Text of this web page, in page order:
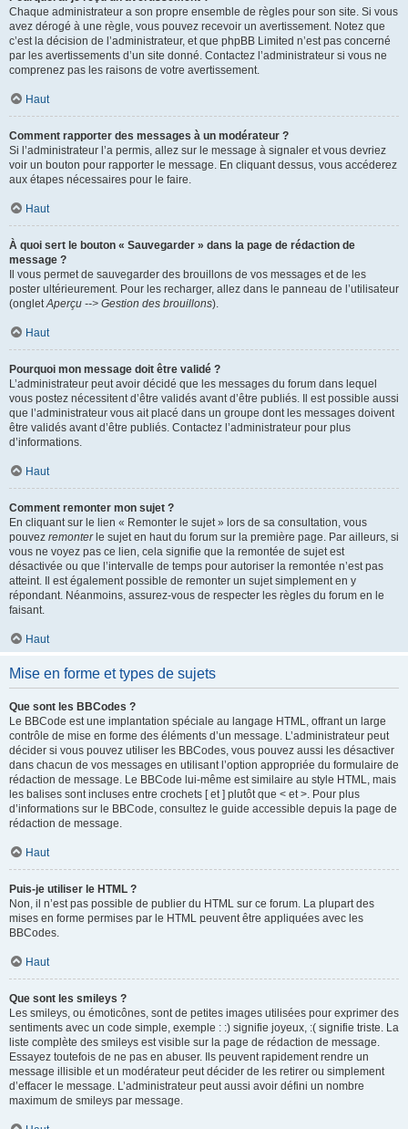
Chaque administrateur a son propre ensemble de règles pour son site. Si vous
avez dérogé à une règle, vous pouvez recevoir un avertissement. Notez que
c’est la décision de l’administrateur, et que phpBB Limited n’est pas concerné
par les avertissements d’un site donné. Contactez l’administrateur si vous ne
comprenez pas les raisons de votre avertissement.
Haut
Comment rapporter des messages à un modérateur ?
Si l’administrateur l’a permis, allez sur le message à signaler et vous devriez
voir un bouton pour rapporter le message. En cliquant dessus, vous accéderez
aux étapes nécessaires pour le faire.
Haut
À quoi sert le bouton « Sauvegarder » dans la page de rédaction de
message ?
Il vous permet de sauvegarder des brouillons de vos messages et de les
poster ultérieurement. Pour les recharger, allez dans le panneau de l’utilisateur
(ongletAperçu --> Gestion des brouillons).
Haut
Pourquoi mon message doit être validé ?
L’administrateur peut avoir décidé que les messages du forum dans lequel
vous postez nécessitent d’être validés avant d’être publiés. Il est possible aussi
que l’administrateur vous ait placé dans un groupe dont les messages doivent
être validés avant d’être publiés. Contactez l’administrateur pour plus
d’informations.
Haut
Comment remonter mon sujet ?
En cliquant sur le lien « Remonter le sujet » lors de sa consultation, vous
pouvez remonterle sujet en haut du forum sur la première page. Par ailleurs, si
vous ne voyez pas ce lien, cela signifie que la remontée de sujet est
désactivée ou que l’intervalle de temps pour autoriser la remontée n’est pas
atteint. Il est également possible de remonter un sujet simplement en y
répondant. Néanmoins, assurez-vous de respecter les règles du forum en le
faisant.
Haut
Mise en forme et types de sujets
Que sont les BBCodes ?
Le BBCode est une implantation spéciale au langage HTML, offrant un large
contrôle de mise en forme des éléments d’un message. L’administrateur peut
décider si vous pouvez utiliser les BBCodes, vous pouvez aussi les désactiver
dans chacun de vos messages en utilisant l’option appropriée du formulaire de
rédaction de message. Le BBCode lui-même est similaire au style HTML, mais
les balises sont incluses entre crochets [ et ] plutôt que < et >. Pour plus
d’informations sur le BBCode, consultez le guide accessible depuis la page de
rédaction de message.
Haut
Puis-je utiliser le HTML ?
Non, il n’est pas possible de publier du HTML sur ce forum. La plupart des
mises en forme permises par le HTML peuvent être appliquées avec les
BBCodes.
Haut
Que sont les smileys ?
Les smileys, ou émoticônes, sont de petites images utilisées pour exprimer des
sentiments avec un code simple, exemple : :) signifie joyeux, :( signifie triste. La
liste complète des smileys est visible sur la page de rédaction de message.
Essayez toutefois de ne pas en abuser. Ils peuvent rapidement rendre un
message illisible et un modérateur peut décider de les retirer ou simplement
d’effacer le message. L’administrateur peut aussi avoir défini un nombre
maximum de smileys par message.